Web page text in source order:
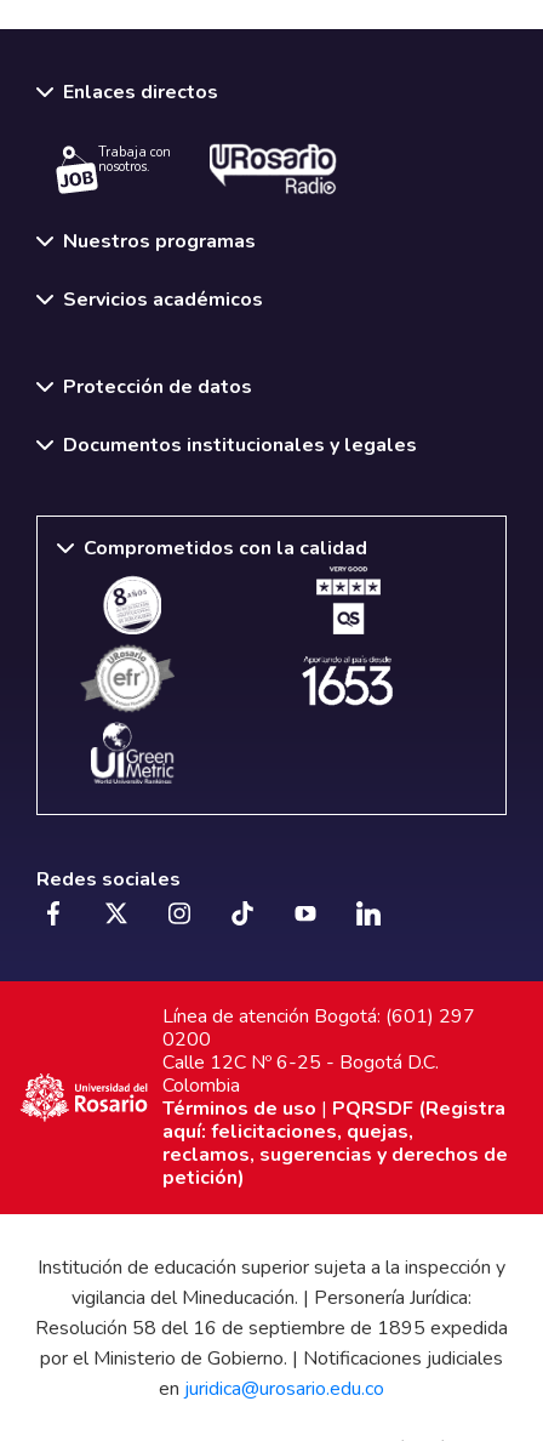
Enlaces directos
Trabaja con
nosotros.
Nuestros programas
Servicios académicos
Protección de datos
Documentos institucionales y legales
Comprometidos con la calidad
Redes sociales
Línea de atención Bogotá: (601) 297
0200
Calle 12C Nº 6-25 - Bogotá D.C.
Colombia
Términos de uso | PQRSDF (Registra
aquí: felicitaciones, quejas,
reclamos, sugerencias y derechos de
petición)
Institución de educación superior sujeta a la inspección y
vigilancia del Mineducación. | Personería Jurídica:
Resolución 58 del 16 de septiembre de 1895 expedida
por el Ministerio de Gobierno. | Notificaciones judiciales
en juridica@urosario.edu.co